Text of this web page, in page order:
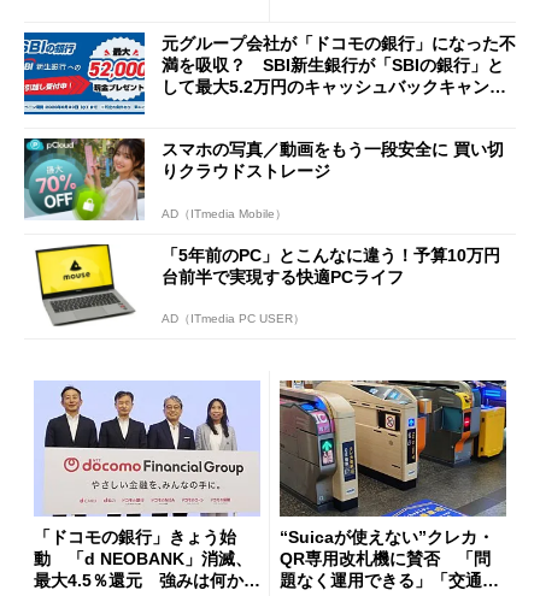
元グループ会社が「ドコモの銀行」になった不
満を吸収？ SBI新生銀行が「SBIの銀行」と
して最大5.2万円のキャッシュバックキャンペ
スマホの写真／動画をもう一段安全に 買い切
りクラウドストレージ
AD（ITmedia Mobile）
「5年前のPC」とこんなに違う！予算10万円
台前半で実現する快適PCライフ
AD（ITmedia PC USER）
「ドコモの銀行」きょう始
動 「d NEOBANK」消滅、
最大4.5％還元 強みは何か解
“Suicaが使えない”クレカ・
QR専用改札機に賛否 「問
題なく運用できる」「交通系I